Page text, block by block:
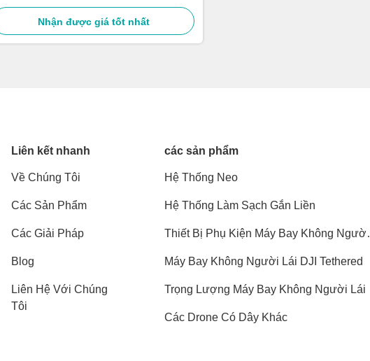
không người lái SF-90X-150 Kitefly
Nhận được giá tốt nhất
Liên kết nhanh
Về Chúng Tôi
Các Sản Phẩm
Các Giải Pháp
Blog
Liên Hệ Với Chúng
Tôi
các sản phẩm
Hệ Thống Neo
Hệ Thống Làm Sạch Gắn Liền
Thiết Bị Phụ Kiện Máy Bay Không Người
Máy Bay Không Người Lái DJI Tethered
Trọng Lượng Máy Bay Không Người Lái
Các Drone Có Dây Khác